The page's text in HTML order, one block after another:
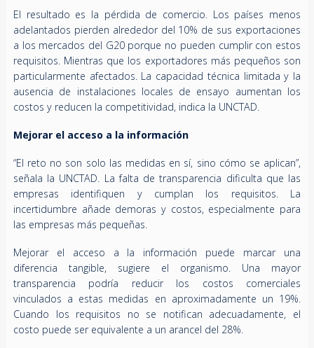
El resultado es la pérdida de comercio. Los países menos
adelantados pierden alrededor del 10% de sus exportaciones
a los mercados del G20 porque no pueden cumplir con estos
requisitos. Mientras que los exportadores más pequeños son
particularmente afectados. La capacidad técnica limitada y la
ausencia de instalaciones locales de ensayo aumentan los
costos y reducen la competitividad, indica la UNCTAD.
Mejorar el acceso a la información
“El reto no son solo las medidas en sí, sino cómo se aplican”,
señala la UNCTAD. La falta de transparencia dificulta que las
empresas identifiquen y cumplan los requisitos. La
incertidumbre añade demoras y costos, especialmente para
las empresas más pequeñas.
Mejorar el acceso a la información puede marcar una
diferencia tangible, sugiere el organismo. Una mayor
transparencia podría reducir los costos comerciales
vinculados a estas medidas en aproximadamente un 19%.
Cuando los requisitos no se notifican adecuadamente, el
costo puede ser equivalente a un arancel del 28%.